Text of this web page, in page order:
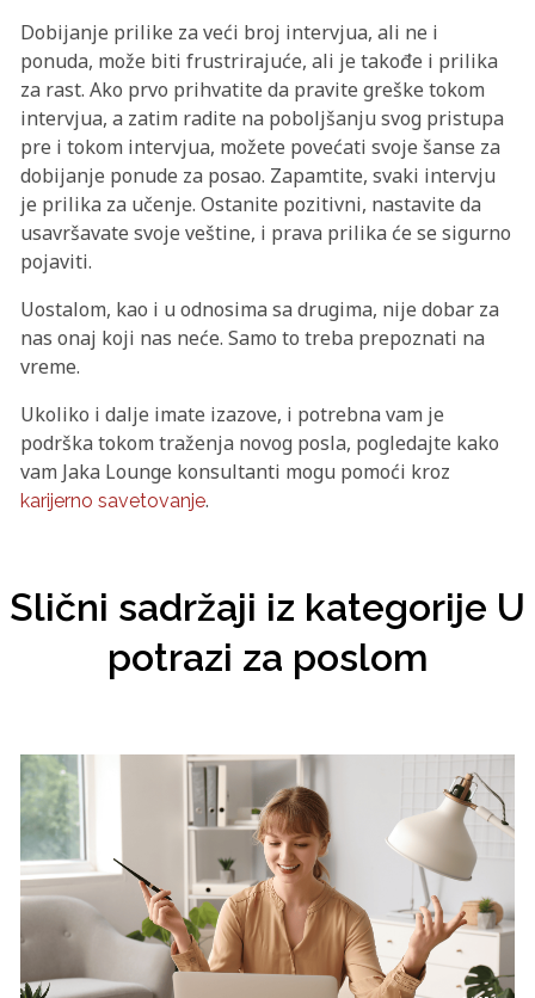
Dobijanje prilike za veći broj intervjua, ali ne i
ponuda, može biti frustrirajuće, ali je takođe i prilika
za rast. Ako prvo prihvatite da pravite greške tokom
intervjua, a zatim radite na poboljšanju svog pristupa
pre i tokom intervjua, možete povećati svoje šanse za
dobijanje ponude za posao. Zapamtite, svaki intervju
je prilika za učenje. Ostanite pozitivni, nastavite da
usavršavate svoje veštine, i prava prilika će se sigurno
pojaviti.
Uostalom, kao i u odnosima sa drugima, nije dobar za
nas onaj koji nas neće. Samo to treba prepoznati na
vreme.
Ukoliko i dalje imate izazove, i potrebna vam je
podrška tokom traženja novog posla, pogledajte kako
vam Jaka Lounge konsultanti mogu pomoći kroz
karijerno savetovanje.
Slični sadržaji iz kategorije U
potrazi za poslom